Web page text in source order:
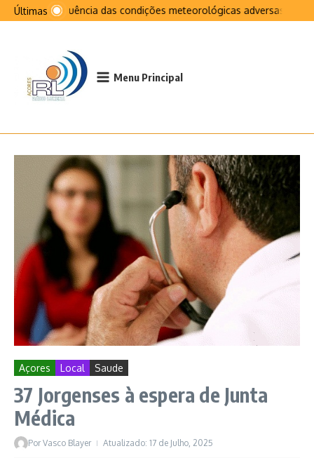
Ir para o conteúdo
ÚltimasNa sequência das condições meteorológicas adversas que
Menu Principal
Açores Local Saude
37 Jorgenses à espera de Junta
Médica
PorVasco Blayer Atualizado: 17 de Julho, 2025